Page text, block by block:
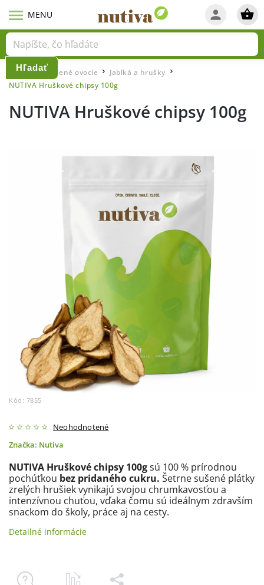
Hľadať
Domov / Sušené ovocie / Jablká a hrušky
NUTIVA Hruškové chipsy 100g
NUTIVA Hruškové chipsy 100g
Kód: 7855
Neohodnotené
Značka: Nutiva
NUTIVA Hruškové chipsy 100gsú 100 % prírodnou
pochúťkou bez pridaného cukru. Šetrne sušené plátky
zrelých hrušiek vynikajú svojou chrumkavosťou a
intenzívnou chuťou, vďaka čomu sú ideálnym zdravším
snackom do školy, práce aj na cesty.
Detailné informácie